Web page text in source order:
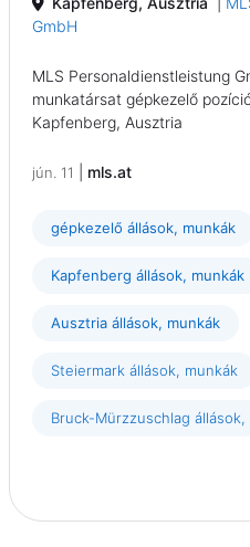
GmbH
MLS Personaldienstleistung
munkatársat gépkezelő
Kapfenberg, Ausztria
jún. 11 mls.at
gépkezelő állások, munkák
Kapfenberg állások, munkák
Ausztria állások, munkák
Steiermark állások, munkák
Bruck-Mürzzuschlag állások,